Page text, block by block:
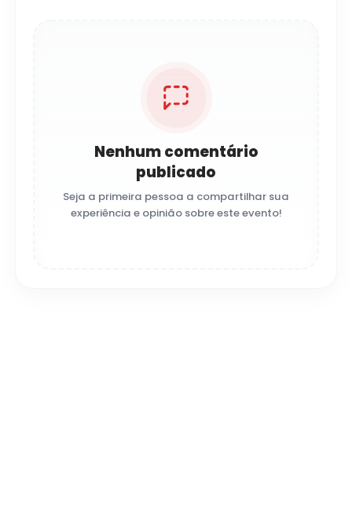
Nenhum comentário
publicado
Seja a primeira pessoa a compartilhar sua
experiência e opinião sobre este evento!